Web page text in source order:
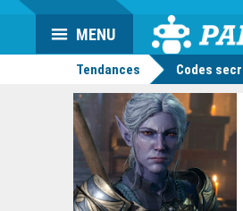
Actu
geek
MENU
Tendances Codes